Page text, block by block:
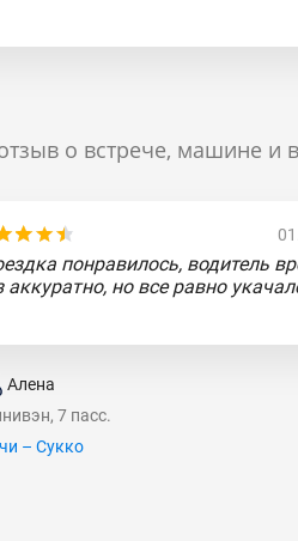
о встрече, машине и
понравилось, водитель
аккуратно, но все равно
Алена
7 пасс.
– Сукко